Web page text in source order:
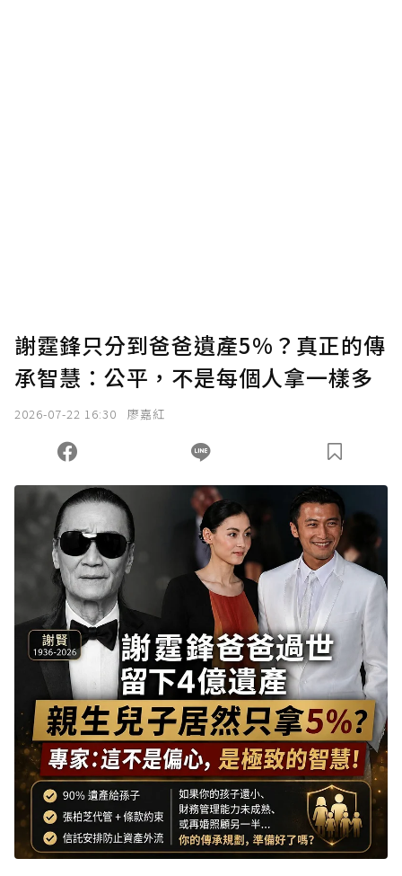
謝霆鋒只分到爸爸遺產5%？真正的傳
承智慧：公平，不是每個人拿一樣多
2026-07-22 16:30 廖嘉紅